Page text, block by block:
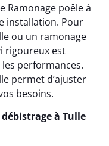
Ramonage poêle à
installation. Pour
ou un ramonage
rigoureux est
performances.
permet d’ajuster
besoins.
à Tulle